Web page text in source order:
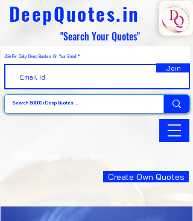
DeepQuotes.in
"Search Your Quotes"
Join For Daily Deep Quotes On Your Email
Join
short quotes in spanish
Create Own Quotes